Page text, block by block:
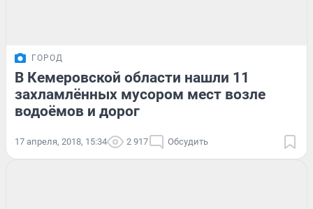
ГОРОД
В Кемеровской области нашли 11
захламлённых мусором мест возле
водоёмов и дорог
17 апреля, 2018, 15:34 2 917 Обсудить